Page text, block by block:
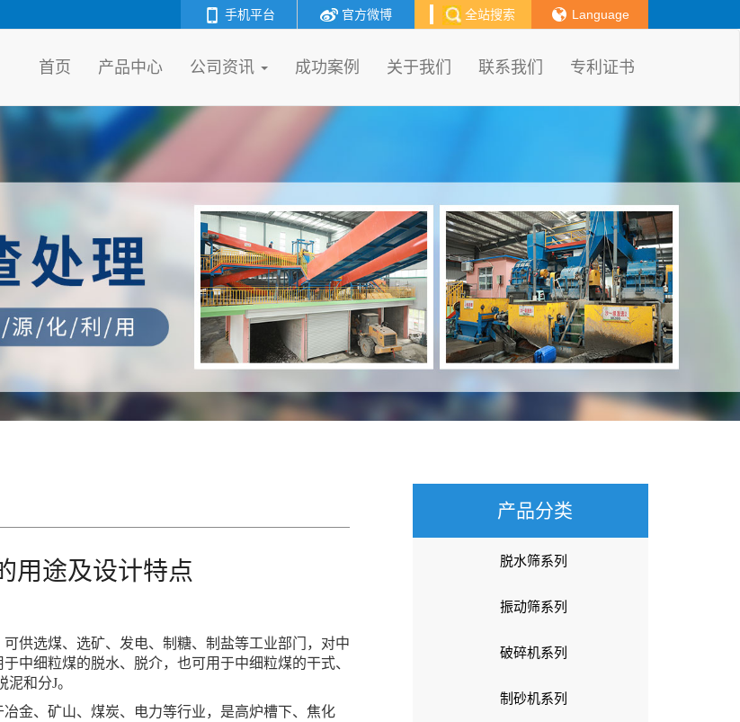
Language
全站搜索
官方微博
手机平台
首页 产品中心 公司资讯 成功案例 关于我们 联系我们 专利证书
用途及设计特点
供选煤、选矿、发电、制糖、制盐等工业部门，对中
中细粒煤的脱水、脱介，也可用于中细粒煤的干式、
和分J。
金、矿山、煤炭、电力等行业，是高炉槽下、焦化
产品分类
脱水筛系列
振动筛系列
破碎机系列
制砂机系列